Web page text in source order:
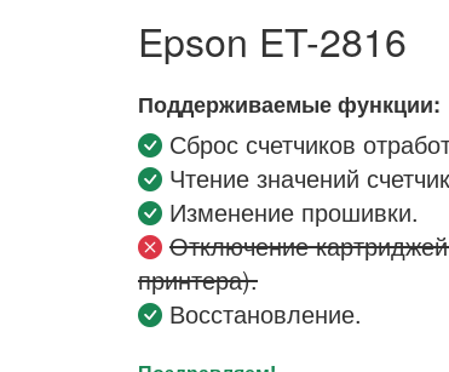
Epson ET-2816
Поддерживаемые функции:
Сброс счетчиков
Чтение значений
Изменение прошивки.
Отключение
принтера).
Восстановление.